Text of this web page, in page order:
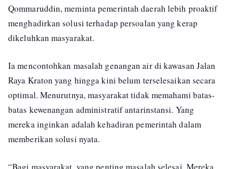
Qommaruddin, meminta pemerintah daerah lebih proaktif
menghadirkan solusi terhadap persoalan yang kerap
dikeluhkan masyarakat.
Ia mencontohkan masalah genangan air di kawasan Jalan
Raya Kraton yang hingga kini belum terselesaikan secara
optimal. Menurutnya, masyarakat tidak memahami batas-
batas kewenangan administratif antarinstansi. Yang
mereka inginkan adalah kehadiran pemerintah dalam
memberikan solusi nyata.